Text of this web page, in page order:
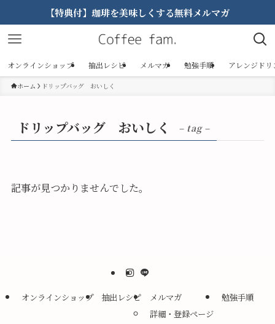
【特典付】珈琲を美味しくする無料メルマガ
オンラインショップ 抽出レシピ メルマガ 勉強手順 アレンジドリ
ホーム ドリップバッグ おいしく
ドリップバッグ おいしく – tag –
記事が見つかりませんでした。
オンラインショップ 抽出レシピ
メルマガ
詳細・登録ページ
勉強手順